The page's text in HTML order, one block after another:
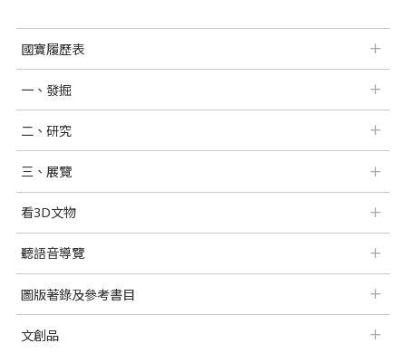
國寶履歷表
一、發掘
二、研究
三、展覽
看3D文物
聽語音導覽
圖版著錄及參考書目
文創品